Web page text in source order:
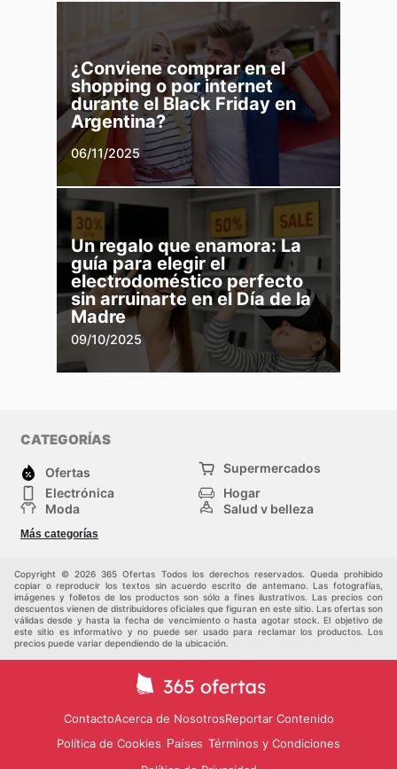
¿Conviene comprar en el
shopping o por internet
durante el Black Friday en
Argentina?
06/11/2025
Un regalo que enamora: La
guía para elegir el
electrodoméstico perfecto
sin arruinarte en el Día de la
Madre
09/10/2025
CATEGORÍAS
Ofertas
Supermercados
Electrónica
Hogar
Moda
Salud y belleza
Deportes
Más categorías
Copyright © 2026 365 Ofertas Todos los derechos reservados. Queda prohibido
copiar o reproducir los textos sin acuerdo escrito de antemano. Las fotografías,
imágenes y folletos de los productos son sólo a fines ilustrativos. Las precios con
descuentos vienen de distribuidores oficiales que figuran en este sitio. Las ofertas son
válidas desde y hasta la fecha de vencimiento o hasta agotar stock. El objetivo de
este sitio es informativo y no puede ser usado para reclamar los productos. Los
precios puede variar dependiendo de la ubicación.
ContactoAcerca de NosotrosReportar Contenido
Política de Cookies Países Términos y Condiciones